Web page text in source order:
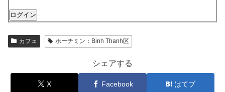
ログイン
カフェ ホーチミン：Binh Thanh区
シェアする
X Facebook はてブ